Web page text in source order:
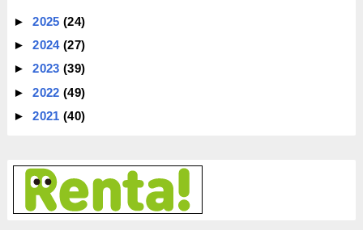
►2025(24)
►2024(27)
►2023(39)
►2022(49)
►2021(40)